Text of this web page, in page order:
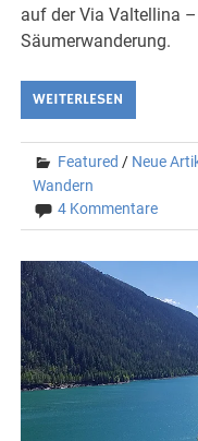
auf der Via Valtellina
Säumerwanderung.
WEITERLESEN
Featured / Neue
Wandern
4 Kommentare